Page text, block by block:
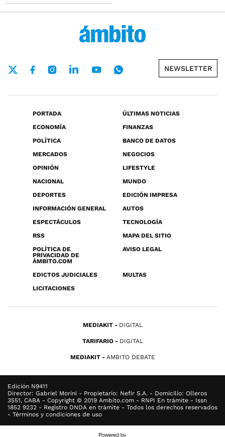
NEWSLETTER
PORTADA
ÚLTIMAS NOTICIAS
ECONOMÍA
FINANZAS
POLÍTICA
BANCO DE DATOS
MERCADOS
NEGOCIOS
OPINIÓN
LIFESTYLE
NACIONAL
MUNDO
DEPORTES
EDICIÓN IMPRESA
INFORMACIÓN GENERAL
AUTOS
ESPECTÁCULOS
TECNOLOGÍA
RSS
MAPA DEL SITIO
POLÍTICA DE
PRIVACIDAD DE
ÁMBITO.COM
AVISO LEGAL
EDICTOS JUDICIALES
MULTAS
LICITACIONES
MEDIAKIT DIGITAL
TARIFARIO DIGITAL
MEDIAKIT AMBITO DEBATE
Edición N9411
Director: Gabriel Morini - Propietario: Nefir S.A. - Domicilio: Olleros
3551, CABA - Copyright © 2019 Ambito.com - RNPI En trámite - Issn
1852 9232 - Registro DNDA en trámite - Todos los derechos reservados
- Términos y condiciones de uso